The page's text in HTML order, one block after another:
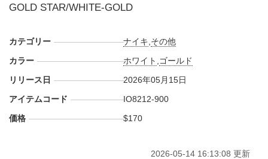
GOLD STAR/WHITE-GOLD
カテゴリー ナイキ その他
カラー
ホワイト ゴールド
リリース日
2026年05月15日
アイテムコード
IO8212-900
価格
$170
2026-05-14 16:13:08 更新